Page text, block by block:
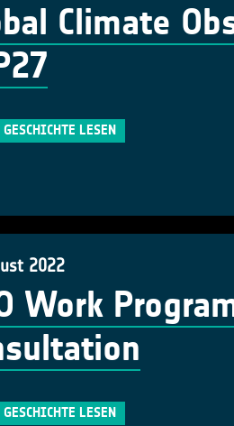
Climate
GESCHICHTE LESEN
2022
Work
GESCHICHTE LESEN